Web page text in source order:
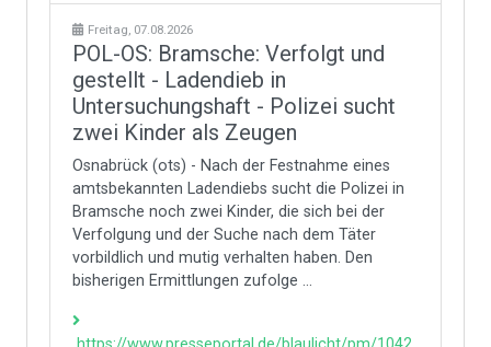
Freitag, 07.08.2026
POL-OS: Bramsche: Verfolgt und
gestellt - Ladendieb in
Untersuchungshaft - Polizei sucht
zwei Kinder als Zeugen
Osnabrück (ots) - Nach der Festnahme eines
amtsbekannten Ladendiebs sucht die Polizei in
Bramsche noch zwei Kinder, die sich bei der
Verfolgung und der Suche nach dem Täter
vorbildlich und mutig verhalten haben. Den
bisherigen Ermittlungen zufolge ...